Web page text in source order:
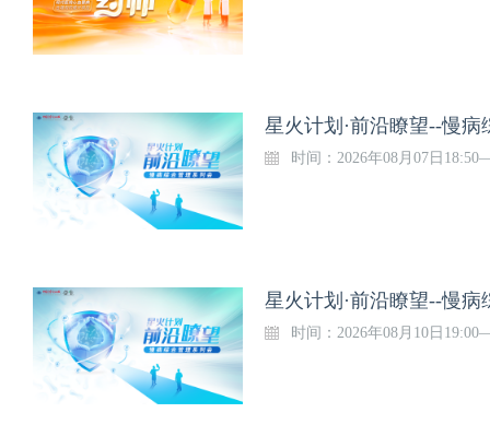
星火计划·前沿瞭望--慢病
时间：2026年08月07日
星火计划·前沿瞭望--慢病
时间：2026年08月10日